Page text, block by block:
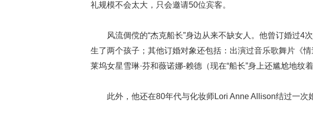
礼规模不会太大，只会邀请50位宾客。
风流倜傥的“杰克船长”身边从来不缺女人。他曾订婚过
生了两个孩子；其他订婚对象还包括：出演过音乐歌舞片《
莱坞女星雪琳·芬和薇诺娜-赖德（现在“船长”身上还尴尬地纹
此外，他还在80年代与化妆师Lori Anne Allison结过一次